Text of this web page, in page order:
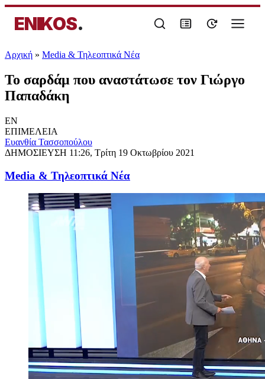
ENIKOS.
Αρχική » Media & Τηλεοπτικά Νέα
Το σαρδάμ που αναστάτωσε τον Γιώργο
Παπαδάκη
EN
ΕΠΙΜΕΛΕΙΑ
Ευανθία Τασσοπούλου
ΔΗΜΟΣΙΕΥΣΗ 11:26, Τρίτη 19 Οκτωβρίου 2021
Media & Τηλεοπτικά Νέα